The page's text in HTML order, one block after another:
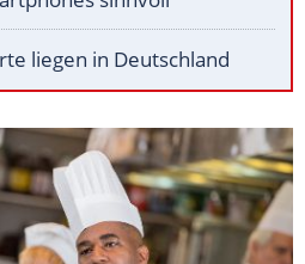
liegen in Deutschland